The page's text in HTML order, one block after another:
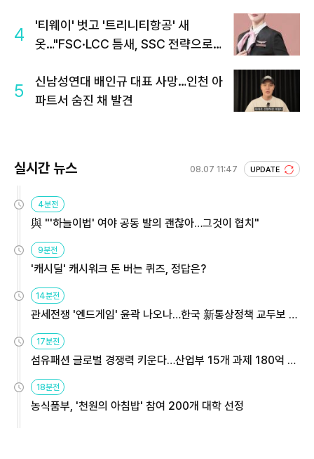
4
'티웨이' 벗고 '트리니티항공' 새
옷…"FSC·LCC 틈새, SSC 전략으로
5
신남성연대 배인규 대표 사망…인천 아
파트서 숨진 채 발견
실시간 뉴스 08.07 11:47 UPDATE
4분전
與 "'하늘이법' 여야 공동 발의 괜찮아…그것이 협치"
9분전
'캐시딜' 캐시워크 돈 버는 퀴즈, 정답은?
14분전
관세전쟁 '엔드게임' 윤곽 나오나…한국 新통상정책 교두보 활
용해야
17분전
섬유패션 글로벌 경쟁력 키운다…산업부 15개 과제 180억 지
원
18분전
농식품부, '천원의 아침밥' 참여 200개 대학 선정